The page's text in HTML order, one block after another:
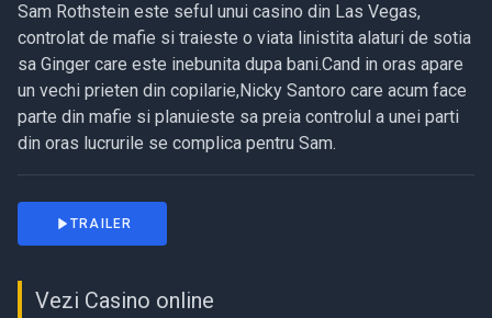
Sam Rothstein este seful unui casino din Las Vegas,
controlat de mafie si traieste o viata linistita alaturi de sotia
sa Ginger care este inebunita dupa bani.Cand in oras apare
un vechi prieten din copilarie,Nicky Santoro care acum face
parte din mafie si planuieste sa preia controlul a unei parti
din oras lucrurile se complica pentru Sam.
TRAILER
Vezi Casino online